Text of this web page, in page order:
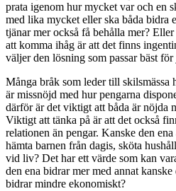
prata igenom hur mycket var och en
med lika mycket eller ska båda bidra
tjänar mer också få behålla mer?
att komma ihåg är att det finns
väljer den lösning som passar bäst för
Många bråk som leder till skilsmässa
är missnöjd med hur pengarna
därför är det viktigt att båda är nöjda
Viktigt att tänka på är att det också
relationen än pengar. Kanske den
hämta barnen från dagis, sköta
vid liv? Det har ett värde som kan
den ena bidrar mer med annat
bidrar mindre ekonomiskt?